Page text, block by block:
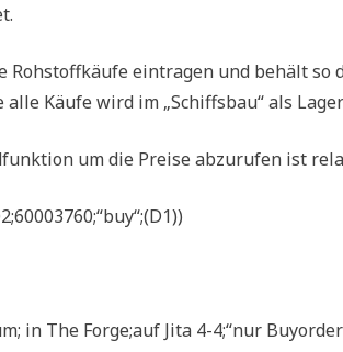
Rohstoffkäufe eintragen und behält so
alle Käufe wird im „Schiffsbau“ als
um die Preise abzurufen ist
in The Forge;auf Jita 4-4;“nur